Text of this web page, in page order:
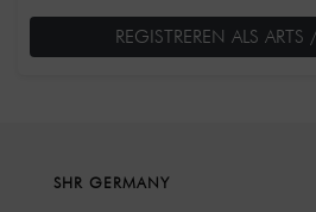
REGISTREREN ALS ARTS
SHR GERMANY